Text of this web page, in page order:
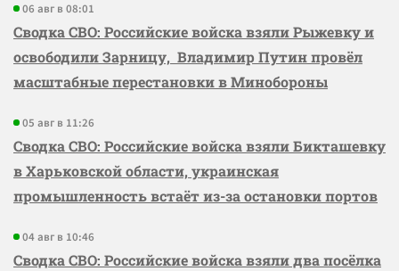
06 авг в 08:01
Сводка СВО: Российские войска взяли Рыжевку и
освободили Зарницу, Владимир Путин провёл
масштабные перестановки в Минобороны
05 авг в 11:26
Сводка СВО: Российские войска взяли Бикташевку
в Харьковской области, украинская
промышленность встаёт из-за остановки портов
04 авг в 10:46
Сводка СВО: Российские войска взяли два посёлка